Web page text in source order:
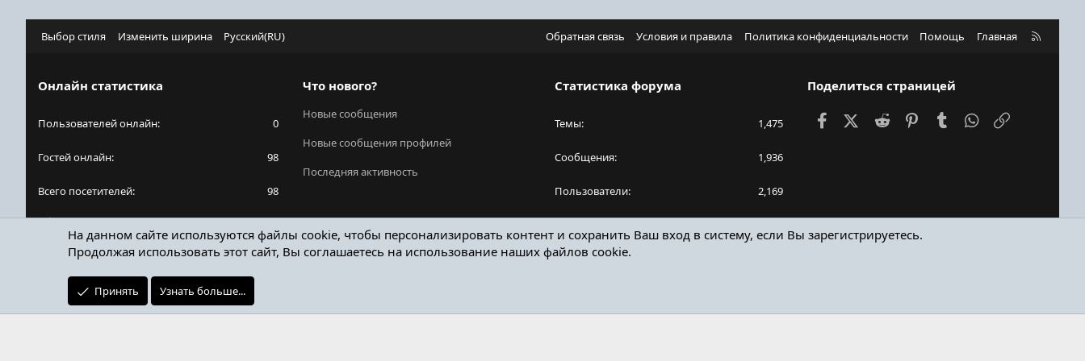
Выбор стиля Изменить ширина Русский(RU) Обратная связь Условия и правила Политика конфиденциальности Помощь Главная
R
Онлайн статистика
Пользователей онлайн 0
Гостей онлайн 98
Всего посетителей 98
Общее количество посетителей может включать
в себя скрытых пользователей.
Что нового?
Новые сообщения
Новые сообщения профилей
Последняя активность
Статистика форума
Темы 1,475
Сообщения 1,936
Пользователи 2,169
Поделиться страницей
FacebookX (Twitter)
Reddit PinterestTumblr WhatsApp
На данном сайте используются файлы cookie, чтобы персонализировать контент и сохранить Ваш вход в систему, если Вы зарегистрируетесь.
Продолжая использовать этот сайт, Вы соглашаетесь на использование наших файлов cookie.
Принять Узнать больше...